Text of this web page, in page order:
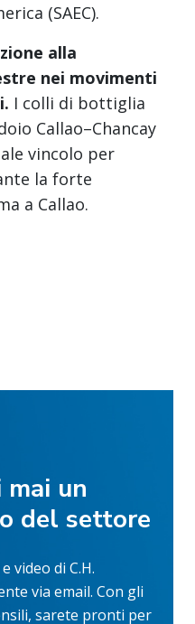
(SAEC).
alla
nei movimenti
I colli di bottiglia
Callao–Chancay
vincolo per
la forte
a Callao.
un
del settore
video di C.H.
via email. Con gli
sarete pronti per